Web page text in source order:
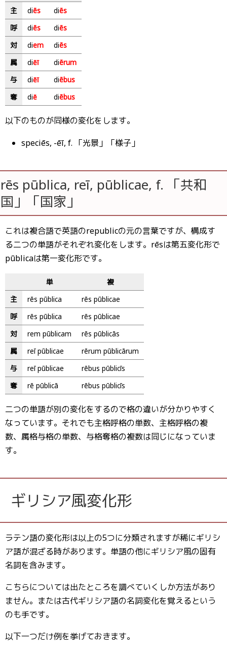
主
diēs diēs
呼
diēs diēs
対
diem diēs
属
diēī diērum
与
diēī diēbus
奪
diē diēbus
以下のものが同様の変化をします。
speciēs, -ēī, f. 「光景」「様子」
rēs pūblica, reī, pūblicae, f. 「共和
国」「国家」
これは複合語で英語のrepublicの元の言葉ですが、構成す
る二つの単語がそれぞれ変化をします。rēsは第五変化形で
pūblicaは第一変化形です。
単
複
主
rēs pūblica
rēs pūblicae
呼
rēs pūblica
rēs pūblicae
対
rem pūblicam
rēs pūblicās
属
reī pūblicae
rērum pūblicārum
与
reī pūblicae
rēbus pūblicīs
奪
rē pūblicā rēbus pūblicīs
二つの単語が別の変化をするので格の違いが分かりやすく
なっています。それでも主格呼格の単数、主格呼格の複
数、属格与格の単数、与格奪格の複数は同じになっていま
す。
ギリシア風変化形
ラテン語の変化形は以上の5つに分類されますが稀にギリシ
ア語が混ざる時があります。単語の他にギリシア風の固有
名詞を含みます。
こちらについては出たところを調べていくしか方法があり
ません。または古代ギリシア語の名詞変化を覚えるという
のも手です。
以下一つだけ例を挙げておきます。